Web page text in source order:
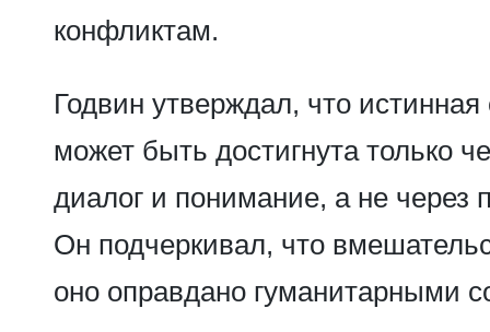
конфликтам.
Годвин утверждал, что
может быть достигнута только
диалог и понимание, а не через
Он подчеркивал, что
оно оправдано гуманитарными